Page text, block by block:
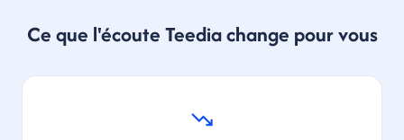
Ce que l'écoute Teedia change pour vous
trending_down